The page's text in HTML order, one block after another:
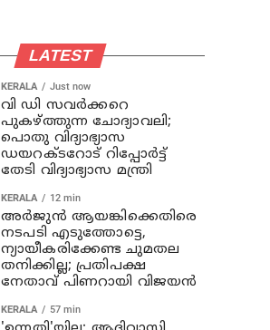
LATEST
KERALA Just now
വി ഡി സവര്‍ക്കറെ
പുകഴ്ത്തുന്ന ചോദ്യാവലി;
പൊതു വിദ്യാഭ്യാസ
ഡയറക്ടറോട് റിപ്പോര്‍ട്ട്
തേടി വിദ്യാഭ്യാസ മന്ത്രി
KERALA 12 min
അര്‍ജുന്‍ ആയങ്കിക്കെതിരെ
നടപടി എടുത്തോട്ടെ,
ന്യായീകരിക്കേണ്ട ചുമതല
തനിക്കില്ല; പ്രതിപക്ഷ
നേതാവ് പിണറായി വിജയന്‍
KERALA 57 min